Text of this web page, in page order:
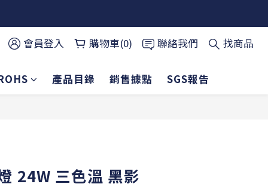
會員登入 購物車(0) 聯絡我們 找商品
產品目錄 銷售據點 SGS報告
24W 三色溫 黑影